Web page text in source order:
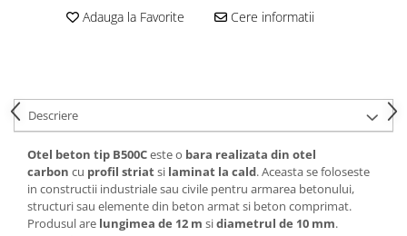
Vată bazaltică
Oțel beton neted
Oțel beton striat
Panouri termoizolante
Panouri și plase de gard
Panou bordurat vopsit
Adauga la Favorite Cere informatii
Descriere
Otel beton tip B500Ceste o bara realizata din otel
carbon cu profil striatsi laminat la cald. Aceasta se foloseste
in constructii industriale sau civile pentru armarea betonului,
structuri sau elemente din beton armat si beton comprimat.
Produsul are lungimea de 12 m sidiametrul de 10 mm.